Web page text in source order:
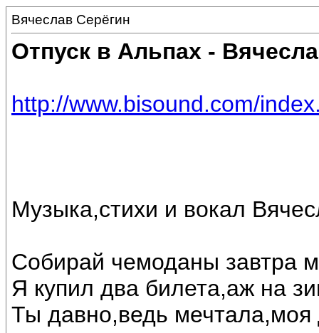
Вячеслав Серёгин
Отпуск в Альпах -
http://www.bisound.com/
Музыка,стихи и вокал
Собирай чемоданы завтра
Я купил два билета,аж на
Ты давно,ведь мечтала,моя